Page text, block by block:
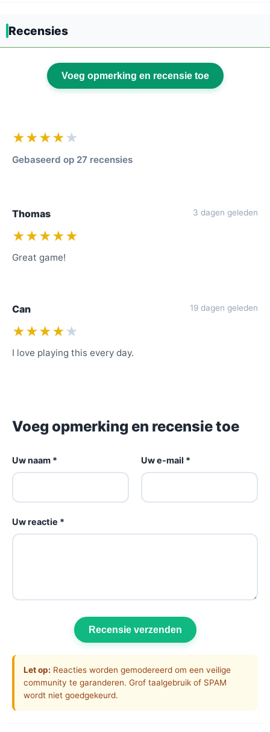
Recensies
Voeg opmerking en recensie toe
★★★★ ★
Gebaseerd op 27 recensies
Thomas 3 dagen geleden
★★★★★
Great game!
Can 19 dagen geleden
★★★★ ★
I love playing this every day.
Voeg opmerking en recensie toe
Uw naam * Uw e-mail *
Uw reactie *
Recensie verzenden
Let op: Reacties worden gemodereerd om een veilige
community te garanderen. Grof taalgebruik of SPAM
wordt niet goedgekeurd.